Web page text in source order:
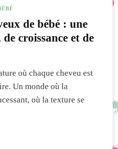
de bébé : une
croissance et de
où chaque cheveu est
Un monde où la
où la texture se